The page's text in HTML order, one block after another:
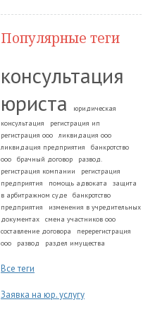
Популярные теги
консультация
юриста
юридическая
консультация
регистрация ип
регистрация ооо
ликвидация ооо
ликвидация предприятия
банкротство
ооо
брачный договор
развод.
регистрация компании
регистрация
предприятия
помощь адвоката
защита
в арбитражном суде
банкротство
предприятия
изменения в учредительных
документах
смена участников ооо
составление договора
перерегистрация
ооо
развод раздел имущества
Все теги
Заявка на юр. услугу